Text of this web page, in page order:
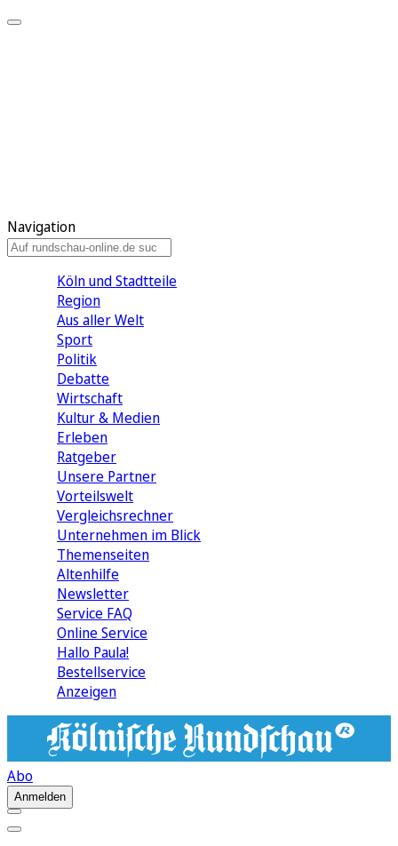
Navigation
Köln und Stadtteile
Region
Aus aller Welt
Sport
Politik
Debatte
Wirtschaft
Kultur & Medien
Erleben
Ratgeber
Unsere Partner
Vorteilswelt
Vergleichsrechner
Unternehmen im Blick
Themenseiten
Altenhilfe
Newsletter
Service FAQ
Online Service
Hallo Paula!
Bestellservice
Anzeigen
Abo
Anmelden